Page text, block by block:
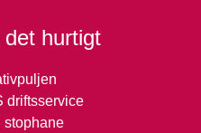
det hurtigt
driftsservice
stophane